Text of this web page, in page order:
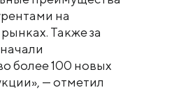
на
Также за
более 100 новых
— отметил